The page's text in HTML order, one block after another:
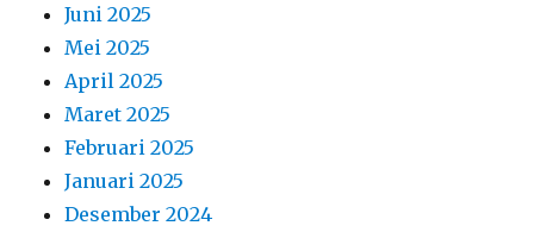
Juni 2025
Mei 2025
April 2025
Maret 2025
Februari 2025
Januari 2025
Desember 2024